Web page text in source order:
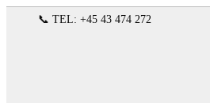
📞 TEL: +45 43 474 272